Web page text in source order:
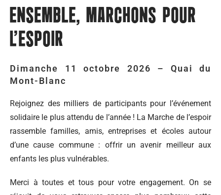
ENSEMBLE, MARCHONS POUR
L'ESPOIR
Dimanche 11 octobre 2026 – Quai du
Mont-Blanc
Rejoignez des milliers de participants pour l’événement
solidaire le plus attendu de l’année ! La Marche de l’espoir
rassemble familles, amis, entreprises et écoles autour
d’une cause commune : offrir un avenir meilleur aux
enfants les plus vulnérables.
Merci à toutes et tous pour votre engagement. On se